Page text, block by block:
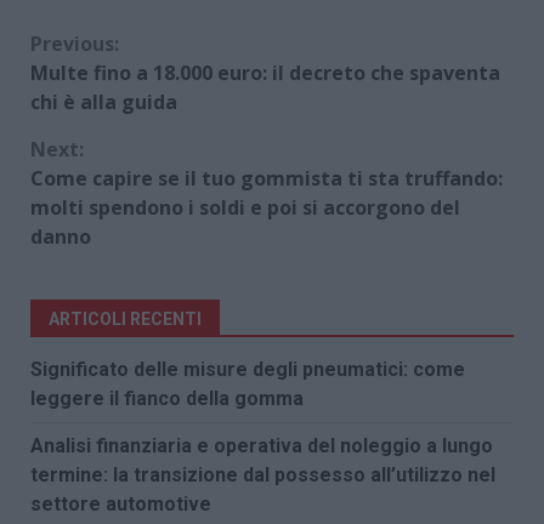
Continue
Reading
Previous:
Multe fino a 18.000 euro: il decreto che spaventa
chi è alla guida
Next:
Come capire se il tuo gommista ti sta truffando:
molti spendono i soldi e poi si accorgono del
danno
ARTICOLI RECENTI
Significato delle misure degli pneumatici: come
leggere il fianco della gomma
Analisi finanziaria e operativa del noleggio a lungo
termine: la transizione dal possesso all’utilizzo nel
settore automotive